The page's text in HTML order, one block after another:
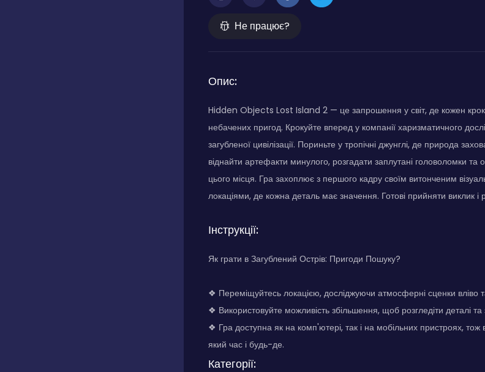
Не працює?
Опис:
Hidden Objects Lost Island 2 — це запрошення у світ, де кожен крок
небачених пригод. Крокуйте вперед у компанії харизматичного
загубленої цивілізації. Пориньте у тропічні джунглі, де природа
віднайти артефакти минулого, розгадати заплутані головоломки та
цього місця. Гра захоплює з першого кадру своїм витонченим
локаціями, де кожна деталь має значення. Готові прийняти виклик і
Інструкції:
Як грати в Загублений Острів: Пригоди Пошуку?
❖ Переміщуйтесь локацією, досліджуючи атмосферні сценки вліво
❖ Використовуйте можливість збільшення, щоб розгледіти деталі та
❖ Гра доступна як на комп'ютері, так і на мобільних пристроях,
який час і будь-де.
Категорії: